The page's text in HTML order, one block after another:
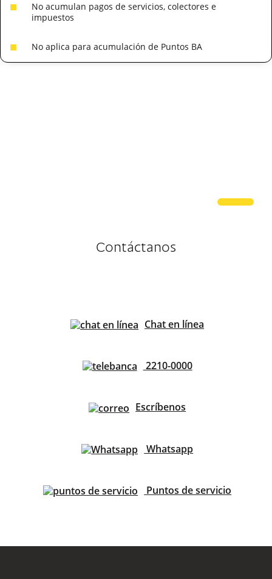
No acumulan pagos de servicios, colectores e
impuestos
No aplica para acumulación de Puntos BA
Contáctanos
Chat en línea
2210-0000
Escríbenos
Whatsapp
Puntos de servicio